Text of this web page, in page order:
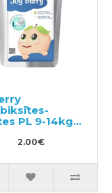
PL 9-14kg
2.00€